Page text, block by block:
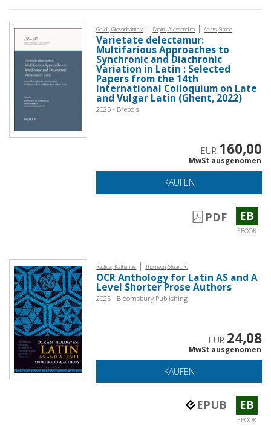
Galdi, Giovanbattista | Papini, Alessandro | Aerts, Simon
Varietate delectamur:
Multifarious Approaches to
Synchronic and Diachronic
Variation in Latin : Selected
Papers from the 14th
International Colloquium on Late
and Vulgar Latin (Ghent, 2022)
2025 - Brepols
EUR 160,00
MwSt ausgenomen
KAUFEN
PDF EB
EBOOK
Radice, Katharine | Thomson, Stuart R.
OCR Anthology for Latin AS and A
Level Shorter Prose Authors
2025 - Bloomsbury Publishing
EUR 24,08
MwSt ausgenomen
KAUFEN
EPUB EB
EBOOK